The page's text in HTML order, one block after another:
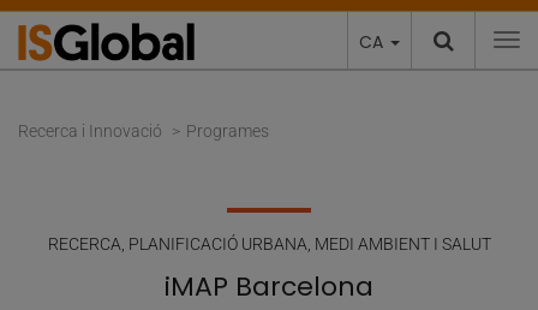
CA
Recerca i Innovació Programes
RECERCA PLANIFICACIÓ URBANA, MEDI AMBIENT I SALUT
iMAP Barcelona